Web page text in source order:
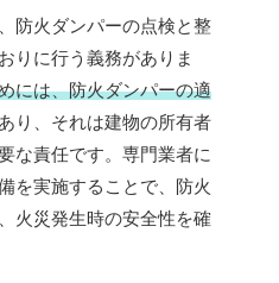
防火ダンパーの点検と整
りに行う義務がありま
には、防火ダンパーの適
り、それは建物の所有者
な責任です。専門業者に
を実施することで、防火
火災発生時の安全性を確